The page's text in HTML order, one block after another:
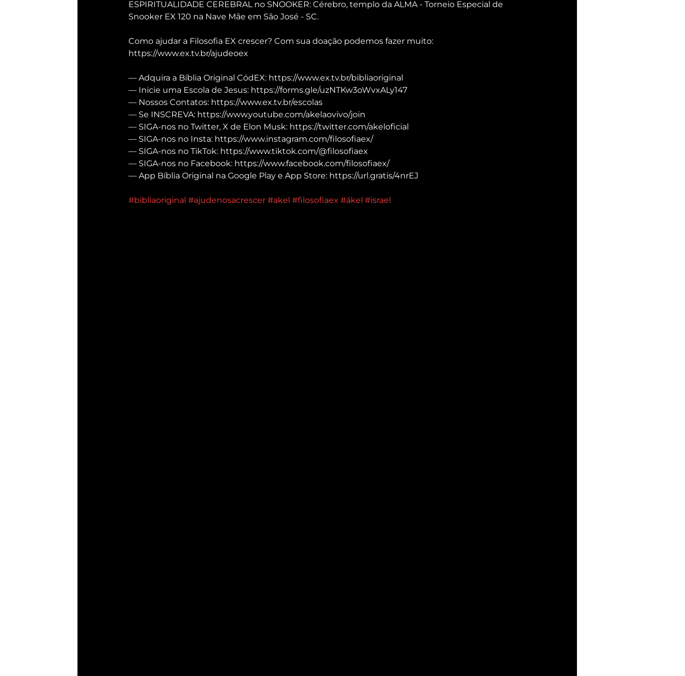
ESPIRITUALIDADE CEREBRAL no SNOOKER: Cérebro, templo da ALMA - Torneio Especial de
Snooker EX 120 na Nave Mãe em São José - SC.
Como ajudar a Filosofia EX crescer? Com sua doação podemos fazer muito:
https://www.ex.tv.br/ajudeoex
— Adquira a Bíblia Original CódEX: https://www.ex.tv.br/bibliaoriginal
— Inicie uma Escola de Jesus: https://forms.gle/uzNTKw3oWvxALy147
— Nossos Contatos: https://www.ex.tv.br/escolas
— Se INSCREVA: https://www.youtube.com/akelaovivo/join
— SIGA-nos no Twitter, X de Elon Musk: https://twitter.com/akeloficial
— SIGA-nos no Insta: https://www.instagram.com/filosofiaex/
— SIGA-nos no TikTok: https://www.tiktok.com/@filosofiaex
— SIGA-nos no Facebook: https://www.facebook.com/filosofiaex/
— App Bíblia Original na Google Play e App Store: https://url.gratis/4nrEJ
#bibliaoriginal #ajudenosacrescer #akel #filosofiaex #ákel #israel